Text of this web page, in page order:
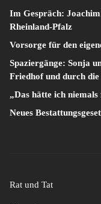
Im Gespräch:
Rheinland-Pfalz
Vorsorge für den
Spaziergänge: Sonja
Friedhof und durch die
„Das hätte ich
Neues
Rat und Tat